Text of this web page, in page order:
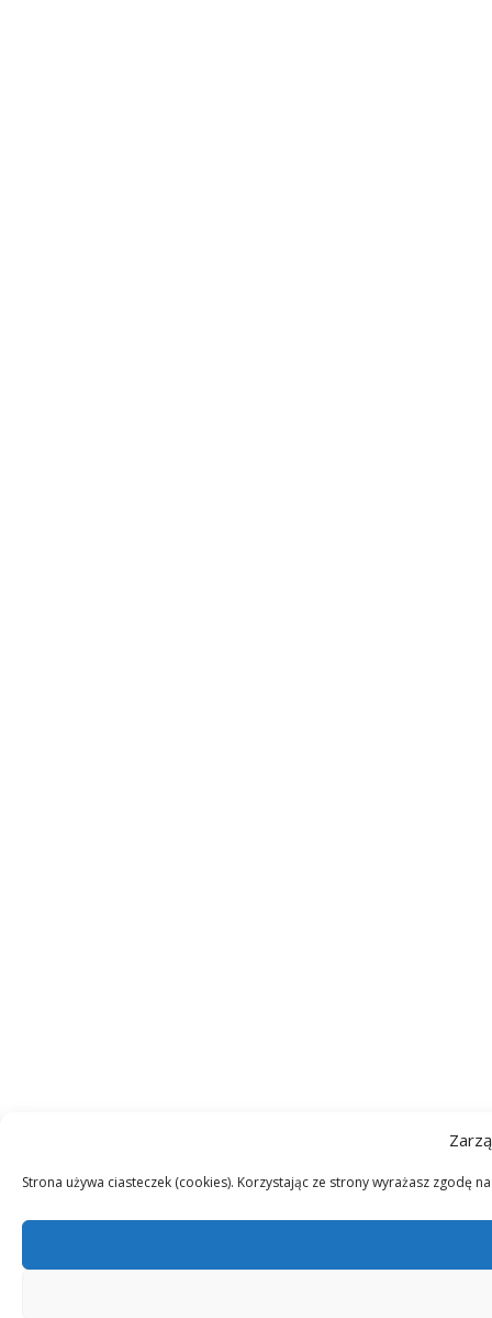
Strona używa ciasteczek (cookies). Korzystając ze strony wyrażasz zgodę